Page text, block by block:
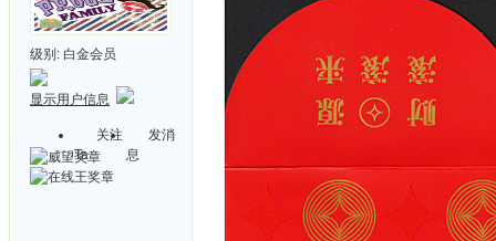
级别: 白金会员
显示用户信息
关注
Ta
发消
息